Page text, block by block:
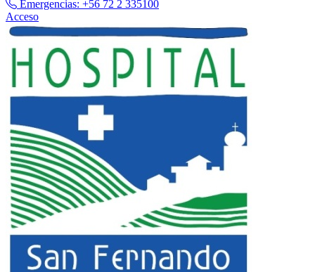
Emergencias: +56 72 2 335100
Acceso